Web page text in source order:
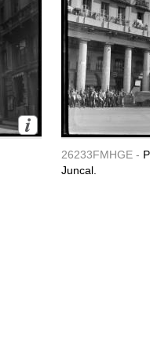
26233FMHGE -
Juncal.